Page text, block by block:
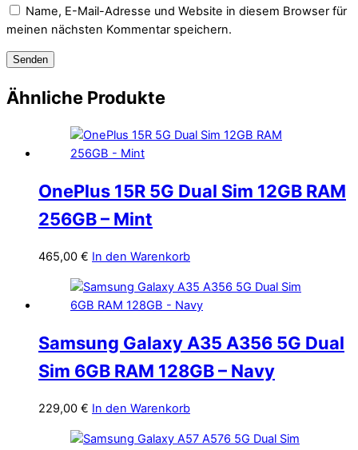
Name, E-Mail-Adresse und Website in diesem Browser für
meinen nächsten Kommentar speichern.
Ähnliche Produkte
OnePlus 15R 5G Dual Sim 12GB RAM
256GB – Mint
465,00 € In den Warenkorb
Samsung Galaxy A35 A356 5G Dual
Sim 6GB RAM 128GB – Navy
229,00 € In den Warenkorb